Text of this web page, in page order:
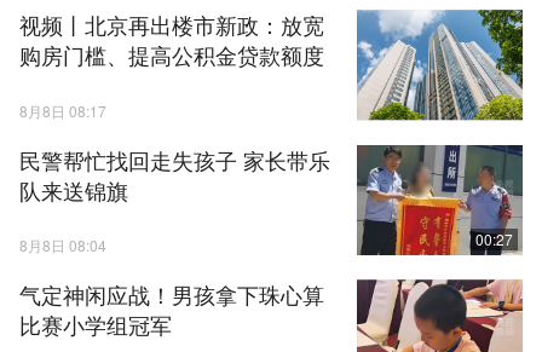
视频丨北京再出楼市新政：放宽
购房门槛、提高公积金贷款额度
8月8日 08:17
民警帮忙找回走失孩子 家长带乐
队来送锦旗
8月8日 08:04 00:27
气定神闲应战！男孩拿下珠心算
比赛小学组冠军